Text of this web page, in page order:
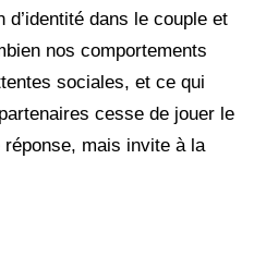
d’identité dans le couple et
nos comportements
sociales, et ce qui
cesse de jouer le
mais invite à la